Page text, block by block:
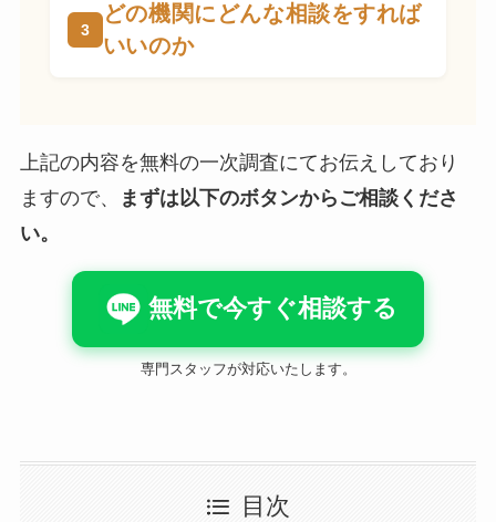
どの機関にどんな相談をすれば
いいのか
上記の内容を無料の一次調査にてお伝えしており
ますので、
まずは以下のボタンからご相談くださ
い。
無料で今すぐ相談する
専門スタッフが対応いたします。
目次